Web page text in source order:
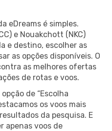
eDreams é simples.
e Nouakchott (NKC)
e destino, escolher as
as opções disponíveis. O
as melhores ofertas
de rotas e voos.
de “Escolha
os voos mais
da pesquisa. E
apenas voos de